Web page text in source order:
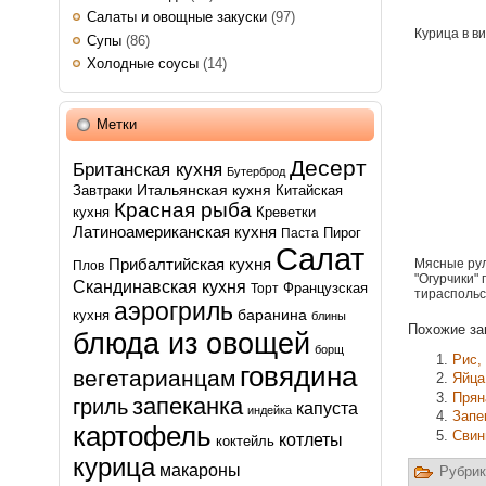
Салаты и овощные закуски (97)
Супы (86)
Холодные соусы (14)
Метки
Британская кухня Бутерброд Десерт
Завтраки Итальянская кухня Китайская
кухня Красная рыба Креветки
Латиноамериканская кухня Паста Пирог
Плов Прибалтийская кухня Салат
Скандинавская кухня Торт Французская
кухня аэрогриль баранина блины
блюда из овощей борщ
вегетарианцам говядина
грильзапеканка индейка капуста
картофель коктейль котлеты
курица макароны
Курица в
Мясные
"Огурчики"
Похожие
Рис,